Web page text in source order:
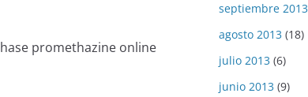
promethazine online
septiembre 2013
agosto 2013 (18)
julio 2013 (6)
junio 2013 (9)